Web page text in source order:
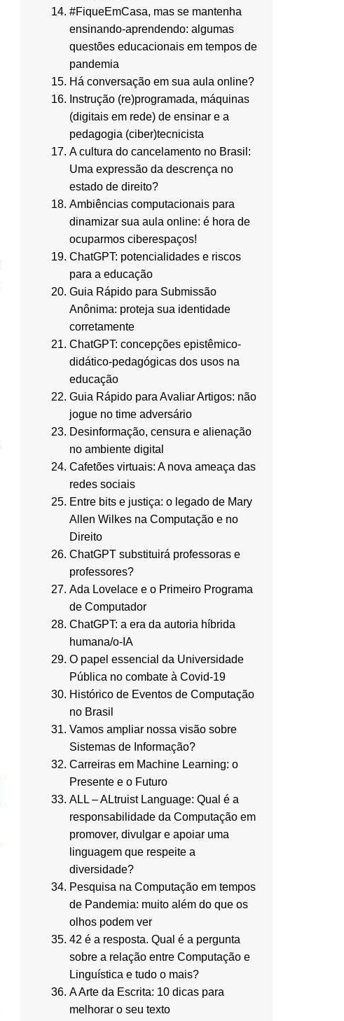
#FiqueEmCasa, mas se mantenha
ensinando-aprendendo: algumas
questões educacionais em tempos de
pandemia
Há conversação em sua aula online?
Instrução (re)programada, máquinas
(digitais em rede) de ensinar e a
pedagogia (ciber)tecnicista
A cultura do cancelamento no Brasil:
Uma expressão da descrença no
estado de direito?
Ambiências computacionais para
dinamizar sua aula online: é hora de
ocuparmos ciberespaços!
ChatGPT: potencialidades e riscos
para a educação
Guia Rápido para Submissão
Anônima: proteja sua identidade
corretamente
ChatGPT: concepções epistêmico-
didático-pedagógicas dos usos na
educação
Guia Rápido para Avaliar Artigos: não
jogue no time adversário
Desinformação, censura e alienação
no ambiente digital
Cafetões virtuais: A nova ameaça das
redes sociais
Entre bits e justiça: o legado de Mary
Allen Wilkes na Computação e no
Direito
ChatGPT substituirá professoras e
professores?
Ada Lovelace e o Primeiro Programa
de Computador
ChatGPT: a era da autoria híbrida
humana/o-IA
O papel essencial da Universidade
Pública no combate à Covid-19
Histórico de Eventos de Computação
no Brasil
Vamos ampliar nossa visão sobre
Sistemas de Informação?
Carreiras em Machine Learning: o
Presente e o Futuro
ALL – ALtruist Language: Qual é a
responsabilidade da Computação em
promover, divulgar e apoiar uma
linguagem que respeite a
diversidade?
Pesquisa na Computação em tempos
de Pandemia: muito além do que os
olhos podem ver
42 é a resposta. Qual é a pergunta
sobre a relação entre Computação e
Linguística e tudo o mais?
A Arte da Escrita: 10 dicas para
melhorar o seu texto